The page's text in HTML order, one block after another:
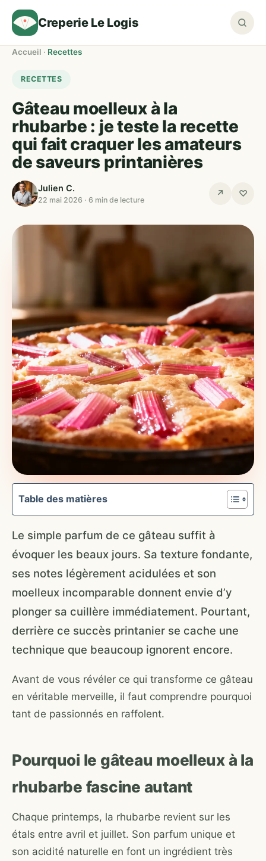
Creperie Le Logis
Accueil · Recettes
RECETTES
Gâteau moelleux à la
rhubarbe : je teste la recette
qui fait craquer les amateurs
de saveurs printanières
Julien C.
22 mai 2026 · 6 min de lecture
↗ ♡
Table des matières
Le simple parfum de ce gâteau suffit à
évoquer les beaux jours. Sa texture fondante,
ses notes légèrement acidulées et son
moelleux incomparable donnent envie d’y
plonger sa cuillère immédiatement. Pourtant,
derrière ce succès printanier se cache une
technique que beaucoup ignorent encore.
Avant de vous révéler ce qui transforme ce gâteau
en véritable merveille, il faut comprendre pourquoi
tant de passionnés en raffolent.
Pourquoi le gâteau moelleux à la
rhubarbe fascine autant
Chaque printemps, la rhubarbe revient sur les
étals entre avril et juillet. Son parfum unique et
son acidité naturelle en font un ingrédient très